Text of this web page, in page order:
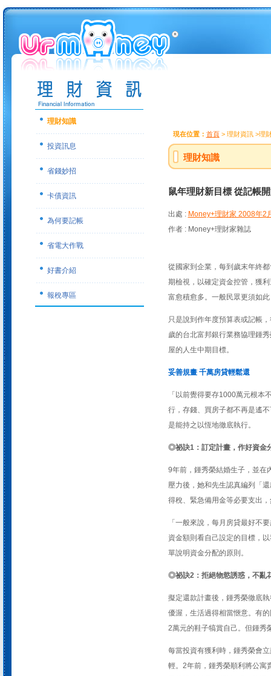
理財知識
投資訊息
省錢妙招
卡債資訊
為何要記帳
省電大作戰
好書介紹
報稅專區
現在位置： 首頁> 理財資訊 >理
理財知識
鼠年理財新目標 從記帳
出處 : Money+理財家 2008年2
作者 : Money+理財家雜誌
從國家到企業，每到歲末年終
期檢視，以確定資金控管，獲
富愈積愈多。一般民眾更須如
只是說到作年度預算表或記帳
歲的台北富邦銀行業務協理鍾
屋的人生中期目標。
妥善規畫 千萬房貸輕鬆還
「以前覺得要存1000萬元根本
行，存錢、買房子都不再是遙
是能持之以恆地徹底執行。
◎祕訣1：訂定計畫，作好資金
9年前，鍾秀榮結婚生子，並在
壓力後，她和先生認真編列「
得稅、緊急備用金等必要支出
「一般來說，每月房貸最好不
資金額則看自己設定的目標，
單說明資金分配的原則。
◎祕訣2：拒絕物慾誘惑，不亂
擬定還款計畫後，鍾秀榮徹底
優渥，生活過得相當愜意。有
2萬元的鞋子犒賞自己。但鍾秀
每當投資有獲利時，鍾秀榮會
輕。2年前，鍾秀榮順利將公寓